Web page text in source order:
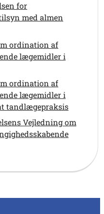
for
med almen
ordination af
lægemidler i
ordination af
lægemidler i
tandlægepraksis
Vejledning om